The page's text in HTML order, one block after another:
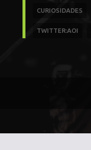
CURIOSIDADES
TWITTER:AOI